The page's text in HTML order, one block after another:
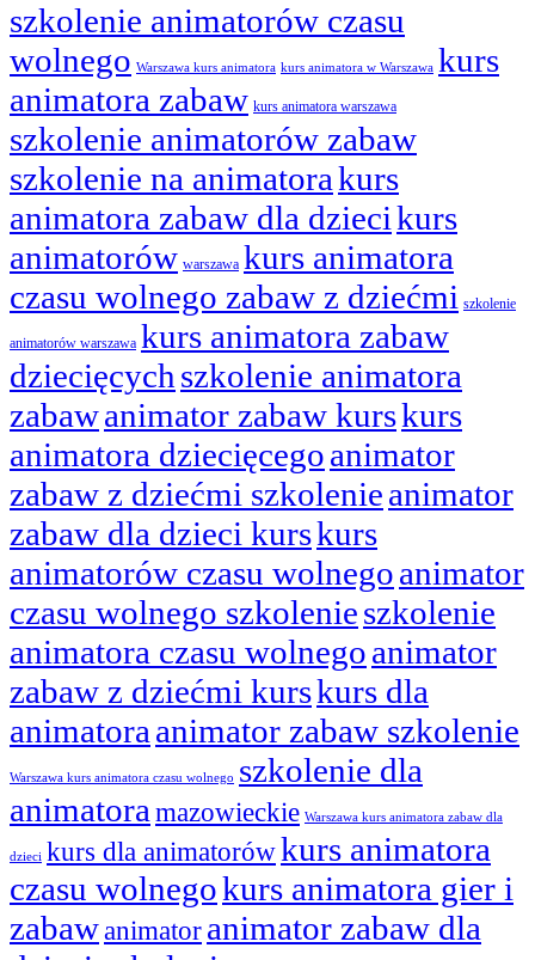
szkolenie animatorów czasu
wolnego Warszawa kurs animatora kurs animatora w Warszawa kurs
animatora zabaw kurs animatora warszawa
szkolenie animatorów zabaw
szkolenie na animatorakurs
animatora zabaw dla dziecikurs
animatorów warszawa kurs animatora
czasu wolnego zabaw z dziećmi szkolenie
animatorów warszawa kurs animatora zabaw
dziecięcychszkolenie animatora
zabawanimator zabaw kurskurs
animatora dziecięcegoanimator
zabaw z dziećmi szkolenieanimator
zabaw dla dzieci kurskurs
animatorów czasu wolnegoanimator
czasu wolnego szkolenieszkolenie
animatora czasu wolnegoanimator
zabaw z dziećmi kurskurs dla
animatoraanimator zabaw szkolenie
Warszawa kurs animatora czasu wolnego szkolenie dla
animatoramazowieckie Warszawa kurs animatora zabaw dla
dzieci kurs dla animatorówkurs animatora
czasu wolnegokurs animatora gier i
zabawanimator animator zabaw dla